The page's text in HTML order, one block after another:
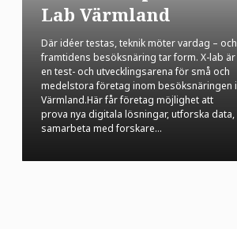
Lab Värmland
Där idéer testas, teknik möter vardag – och
framtidens besöksnäring tar form. X-lab är
en test- och utvecklingsarena för små och
medelstora företag inom besöksnäringen i
Värmland.Här får företag möjlighet att
prova nya digitala lösningar, utforska data,
samarbeta med forskare…